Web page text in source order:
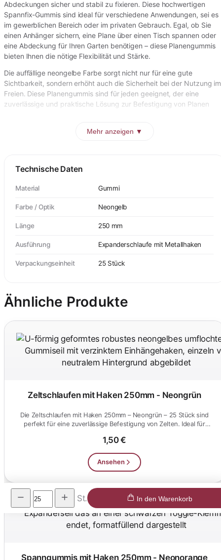
Abdeckungen sicher und stabil zu fixieren. Diese hochwertigen
Spannfix-Gummis sind ideal für verschiedene Anwendungen, sei es
im gewerblichen Bereich oder im privaten Gebrauch. Egal, ob Sie
einen Anhänger sichern, eine Plane über einen Tisch spannen oder
eine Abdeckung für Ihren Garten benötigen – diese Planengummis
bieten Ihnen die nötige Flexibilität und Stärke.
Die auffällige neongelbe Farbe sorgt nicht nur für eine gute
Sichtbarkeit, sondern erhöht auch die Sicherheit bei der Nutzung im
Freien. Diese Planengummis sind für jeden geeignet, der eine
zuverlässige und praktische Lösung zur Befestigung von Planen
Mehr anzeigen ▼
Technische Daten
Material Gummi
Farbe / Optik Neongelb
Länge 250 mm
Ausführung Expanderschlaufe mit Metallhaken
Verpackungseinheit 25 Stück
Ähnliche Produkte
Zeltschlaufen mit Haken 250mm - Neongrün
Die Zeltschlaufen mit Haken 250mm – Neongrün – 25 Stück sind
perfekt für eine zuverlässige Befestigung von Zelten. Ideal für
1,50 €
Ansehen
Spanngummis mit Haken 250mm - Neonorange
St. In den Warenkorb